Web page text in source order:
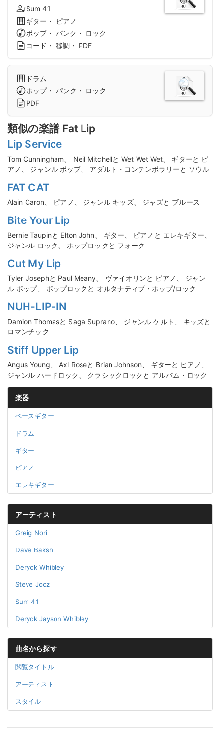
Sum 41
ギター・ ピアノ
ポップ・ パンク・ ロック
コード・ 移調・ PDF
ドラム
ポップ・ パンク・ ロック
PDF
類似の楽譜 Fat Lip
Lip Service
Tom Cunningham、 Neil Mitchellと Wet Wet Wet、 ギターと ピ
アノ、 ジャンル ポップ、 アダルト・コンテンポラリーと ソウル
FAT CAT
Alain Caron、 ピアノ、 ジャンル キッズ、 ジャズと ブルース
Bite Your Lip
Bernie Taupinと Elton John、 ギター、 ピアノと エレキギター、
ジャンル ロック、 ポップロックと フォーク
Cut My Lip
Tyler Josephと Paul Meany、 ヴァイオリンと ピアノ、 ジャン
ル ポップ、 ポップロックと オルタナティブ・ポップ/ロック
NUH-LIP-IN
Damion Thomasと Saga Suprano、 ジャンル ケルト、 キッズと
ロマンチック
Stiff Upper Lip
Angus Young、 Axl Roseと Brian Johnson、 ギターと ピアノ、
ジャンル ハードロック、 クラシックロックと アルバム・ロック
楽器
ベースギター
ドラム
ギター
ピアノ
エレキギター
アーティスト
Greig Nori
Dave Baksh
Deryck Whibley
Steve Jocz
Sum 41
Deryck Jayson Whibley
曲名から探す
閲覧タイトル
アーティスト
スタイル